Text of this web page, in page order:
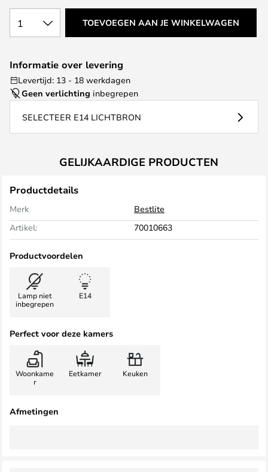
1 TOEVOEGEN AAN JE WINKELWAGEN
Informatie over levering
Levertijd: 13 - 18 werkdagen
Geen verlichting inbegrepen
SELECTEER E14 LICHTBRON
GELIJKAARDIGE PRODUCTEN
Productdetails
Merk
Bestlite
Artikel:
70010663
Productvoordelen
Lamp niet
inbegrepen
E14
Perfect voor deze kamers
Woonkame
r
Eetkamer Keuken
Afmetingen